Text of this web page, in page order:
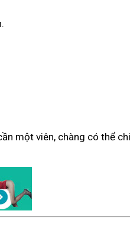
một viên, chàng có thể